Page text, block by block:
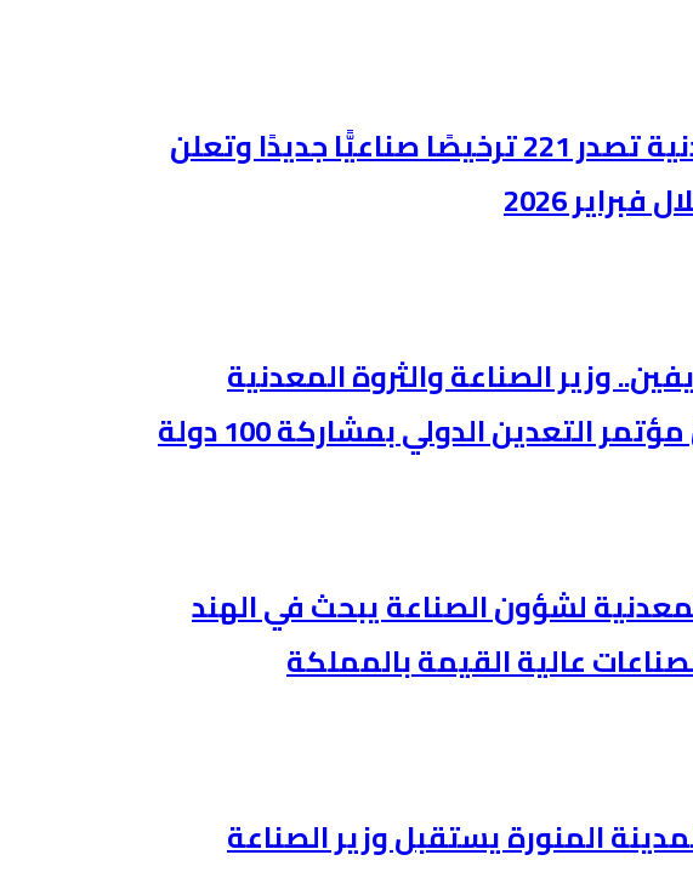
وزارة الصناعة والثروة المعدنية تصدر 221 ترخيصًا صناعيًّا جديدًا وتعلن
وزير الصناعة والثروة المعدنية
التعدين الدولي بمشاركة 100 دولة
لشؤون الصناعة يبحث في الهند
عالية القيمة بالمملكة
المنورة يستقبل وزير الصناعة